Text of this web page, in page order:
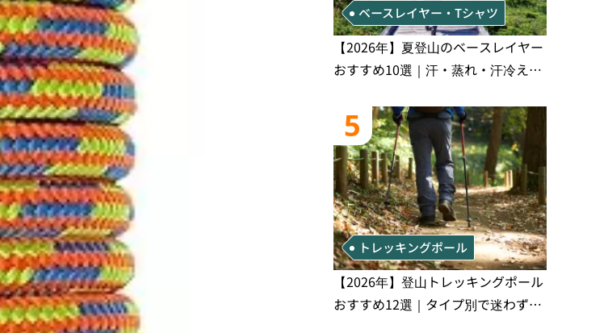
ベースレイヤー・Tシャツ
【2026年】夏登山のベースレイヤー
おすすめ10選｜汗・蒸れ・汗冷え対
5
トレッキングポール
【2026年】登山トレッキングポール
おすすめ12選｜タイプ別で迷わず選